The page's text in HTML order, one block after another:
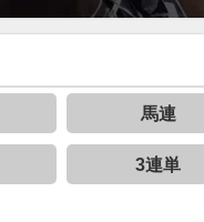
馬連
3連単